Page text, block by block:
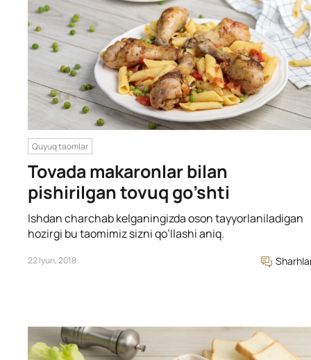
Quyuq taomlar
Tovada makaronlar bilan
pishirilgan tovuq go’shti
Ishdan charchab kelganingizda oson tayyorlaniladigan
hozirgi bu taomimiz sizni qo’llashi aniq.
22 Iyun, 2018